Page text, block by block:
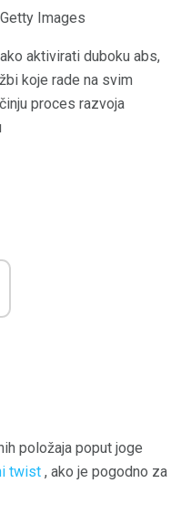
Images
aktivirati duboku abs,
koje rade na svim
proces razvoja
položaja poput joge
twist , ako je pogodno za